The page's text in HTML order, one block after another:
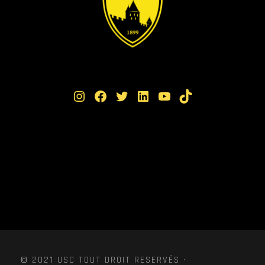
Instagram Facebook Twitter LinkedIn YouTube TikTok
© 2021 USC TOUT DROIT RESERVÉS ·